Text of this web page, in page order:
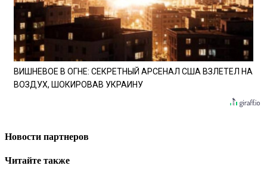
ВИШНЕВОЕ В ОГНЕ: СЕКРЕТНЫЙ АРСЕНАЛ США ВЗЛЕТЕЛ НА
ВОЗДУХ, ШОКИРОВАВ УКРАИНУ
Новости партнеров
Читайте также